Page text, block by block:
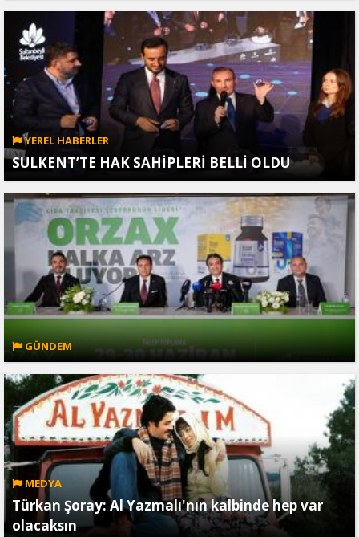
YEREL HABERLER
SULKENT’TE HAK SAHİPLERİ BELLİ OLDU
GÜNDEM
MEDYA
Türkan Şoray: Al Yazmalı'nın kalbinde hep var
olacaksın